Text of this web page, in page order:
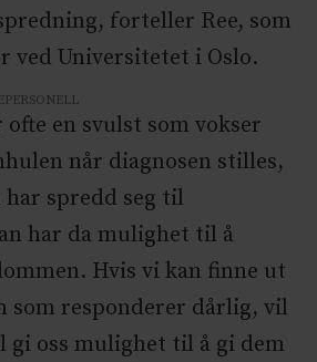
forteller Ree, som
ved Universitetet i Oslo.
ofte en svulst som vokser
når diagnosen stilles,
spredd seg til
har da mulighet til å
Hvis vi kan finne ut
som responderer dårlig, vil
gi oss mulighet til å gi dem